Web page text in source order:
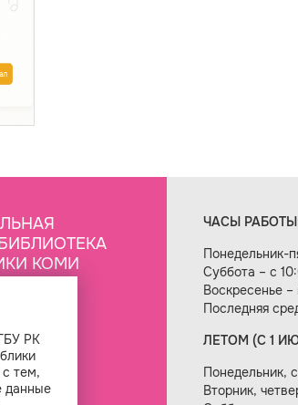
КОМИ
ЧАСЫ
Понедельник-
Суббота – с
Воскресенье
Последняя
ЛЕТОМ (С 1
Понедельник,
Вторник,
Создание сайта — веб-студия
РК
тем,
данные